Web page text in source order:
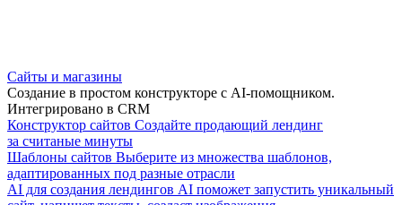
Сайты и магазины
Создание в простом конструкторе с AI-помощником.
Интегрировано в CRM
Конструктор сайтов Создайте продающий лендинг
за считаные минуты
Шаблоны сайтов Выберите из множества шаблонов,
адаптированных под разные отрасли
AI для создания лендингов AI поможет запустить уникальный